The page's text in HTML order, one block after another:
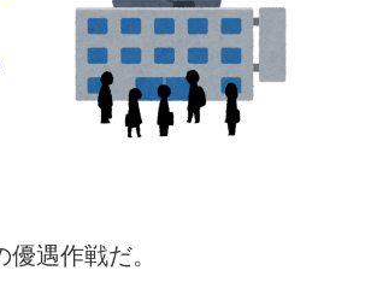
遇作戦だ。